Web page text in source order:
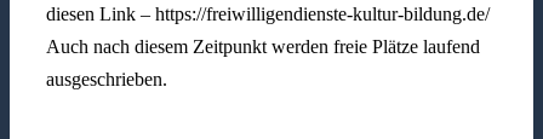
diesen Link – https://freiwilligendienste-kultur-bildung.de/
Auch nach diesem Zeitpunkt werden freie Plätze laufend
ausgeschrieben.